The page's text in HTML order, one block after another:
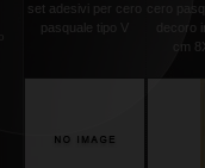
set adesivi per cero
pasquale tipo V
cero
decoro
cm